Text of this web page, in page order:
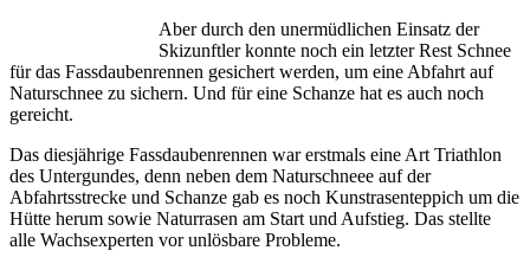
Aber durch den unermüdlichen Einsatz der
Skizunftler konnte noch ein letzter Rest Schnee
für das Fassdaubenrennen gesichert werden, um eine Abfahrt auf
Naturschnee zu sichern. Und für eine Schanze hat es auch noch
gereicht.
Das diesjährige Fassdaubenrennen war erstmals eine Art Triathlon
des Untergundes, denn neben dem Naturschneee auf der
Abfahrtsstrecke und Schanze gab es noch Kunstrasenteppich um die
Hütte herum sowie Naturrasen am Start und Aufstieg. Das stellte
alle Wachsexperten vor unlösbare Probleme.